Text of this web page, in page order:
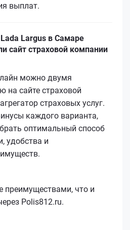
выплат.
Largus в Самаре
сайт страховой компании
можно двумя
на сайте страховой
страховых услуг.
каждого варианта,
оптимальный способ
удобства и
что и
Polis812.ru.